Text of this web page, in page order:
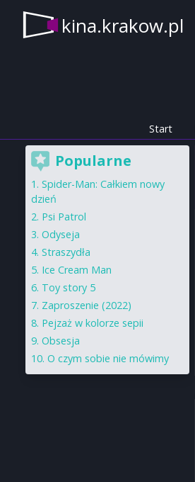
kina.krakow.pl
Start
Popularne
Spider-Man: Całkiem nowy
dzień
Psi Patrol
Odyseja
Straszydła
Ice Cream Man
Toy story 5
Zaproszenie (2022)
Pejzaż w kolorze sepii
Obsesja
O czym sobie nie mówimy